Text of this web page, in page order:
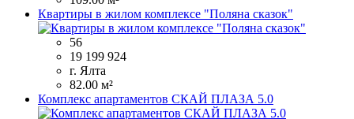
Квартиры в жилом комплексе "Поляна сказок"
56
19 199 924
г. Ялта
82.00 м²
Комплекс апартаментов СКАЙ ПЛАЗА 5.0